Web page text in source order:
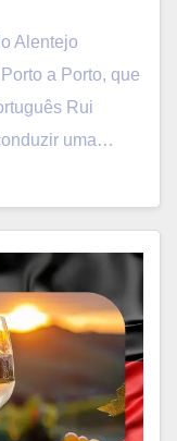
Alentejo
a Porto, que
Rui
uma…